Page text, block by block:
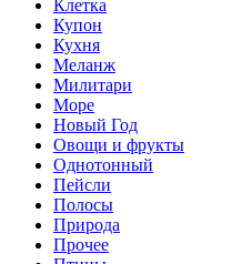
Клетка
Купон
Кухня
Меланж
Милитари
Море
Новый Год
Овощи и фрукты
Однотонный
Пейсли
Полосы
Природа
Прочее